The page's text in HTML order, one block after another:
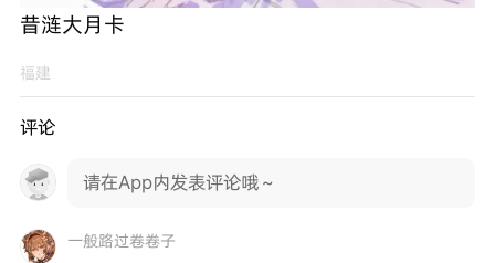
昔涟大月卡
福建
评论
请在App内发表评论哦～
一般路过卷卷子